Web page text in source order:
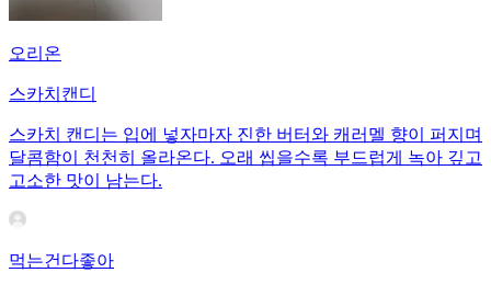
오리온
스카치캔디
스카치 캔디는 입에 넣자마자 진한 버터와 캐러멜 향이 퍼지며
달콤함이 천천히 올라온다. 오래 씹을수록 부드럽게 녹아 깊고
고소한 맛이 남는다.
먹는건다좋아